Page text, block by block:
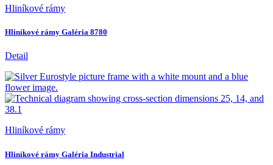
Hliníkové rámy
Hliníkové rámy Galéria 8780
Detail
Hliníkové rámy
Hliníkové rámy Galéria Industrial